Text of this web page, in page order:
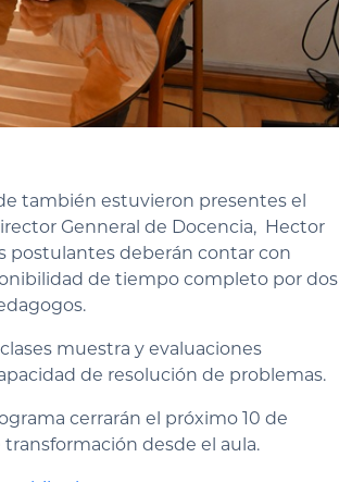
también estuvieron presentes el
Genneral de Docencia, Hector
postulantes deberán contar con
de tiempo completo por dos
muestra y evaluaciones
de resolución de problemas.
cerrarán el próximo 10 de
desde el aula.